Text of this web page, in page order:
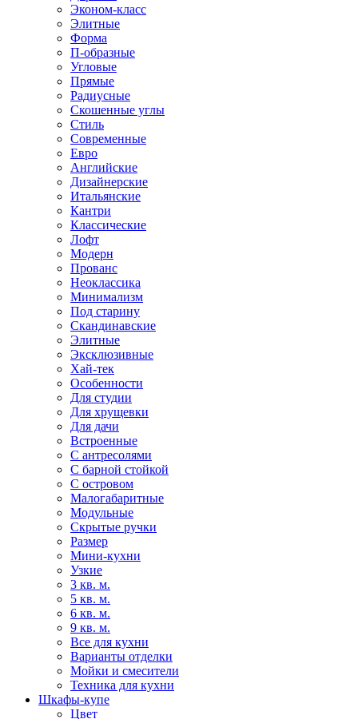
Эконом-класс
Элитные
Форма
П-образные
Угловые
Прямые
Радиусные
Скошенные углы
Стиль
Современные
Евро
Английские
Дизайнерские
Итальянские
Кантри
Классические
Лофт
Модерн
Прованс
Неоклассика
Минимализм
Под старину
Скандинавские
Элитные
Эксклюзивные
Хай-тек
Особенности
Для студии
Для хрущевки
Для дачи
Встроенные
С антресолями
С барной стойкой
С островом
Малогабаритные
Модульные
Скрытые ручки
Размер
Мини-кухни
Узкие
3 кв. м.
5 кв. м.
6 кв. м.
9 кв. м.
Все для кухни
Варианты отделки
Мойки и смесители
Техника для кухни
Шкафы-купе
Цвет